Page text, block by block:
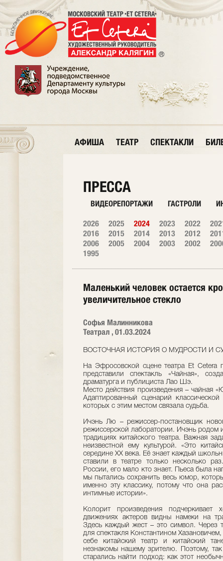
АФИША ТЕАТР СПЕКТАКЛИ
ПРЕССА
ВИДЕОРЕПОРТАЖИ ГАСТРОЛИ
2026 2025 2024 2023 2022
2016
2015 2014 2013 2012
2006
2005 2004 2003 2002
1995
Маленький человек остается
увеличительное стекло
Софья Малинникова
Театрал , 01.03.2024
ВОСТОЧНАЯ ИСТОРИЯ О МУДРОСТИ И
На Эфросовской сцене театра Et Cetera
представили спектакль «Чайная»,
драматурга и публициста Лао Шэ.
Место действия произведения – чайная
Адаптированный сценарий
которых с этим местом связала судьба.
Ичэнь Лю – режиссер-постановщик
режиссерской лаборатории. Ичэнь родом
традициях китайского театра. Важная
неизвестной ему культурой. «Это
середине ХХ века. Её знает каждый
ставили в театре только несколько
России, его мало кто знает. Пьеса была
мы пытались сохранить весь юмор,
именно эту классику, потому что она
интимные истории».
Колорит произведения подчеркивает
движениях актеров видны намеки на
Здесь каждый жест – это символ. Через
для спектакля Константином
себе китайский театр и китайский
незнакомы нашему зрителю. Поэтому,
старались найти подход: как этот